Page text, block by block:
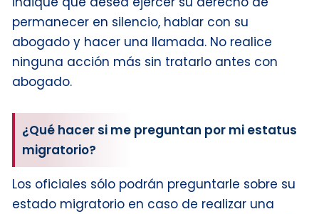
permanecer en silencio, hablar con su
abogado y hacer una llamada. No realice
ninguna acción más sin tratarlo antes con
abogado.
¿Qué hacer si me preguntan por mi estatus
migratorio?
Los oficiales sólo podrán preguntarle sobre su
estado migratorio en caso de realizar una